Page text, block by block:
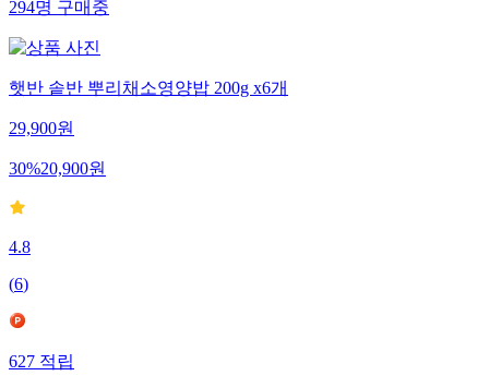
294명구매중
햇반 솥반 뿌리채소영양밥 200g x6개
29,900원
30%20,900원
4.8
(6)
627적립